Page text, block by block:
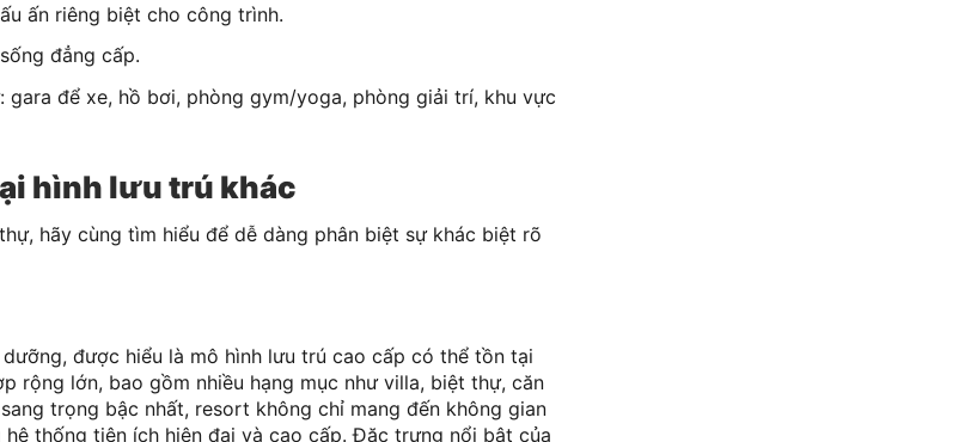
ấn riêng biệt cho công trình.
đẳng cấp.
để xe, hồ bơi, phòng gym/yoga, phòng giải trí, khu vực
hình lưu trú khác
hãy cùng tìm hiểu để dễ dàng phân biệt sự khác biệt rõ
được hiểu là mô hình lưu trú cao cấp có thể tồn tại
rộng lớn, bao gồm nhiều hạng mục như villa, biệt thự, căn
trọng bậc nhất, resort không chỉ mang đến không gian
thống tiện ích hiện đại và cao cấp. Đặc trưng nổi bật của